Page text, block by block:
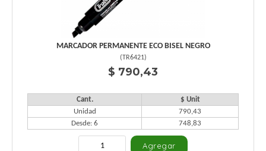
MARCADOR PERMANENTE ECO BISEL NEGRO
( TR6421)
$ 790,43
Cant.
$ Unit
Unidad
790,43
Desde: 6
748,83